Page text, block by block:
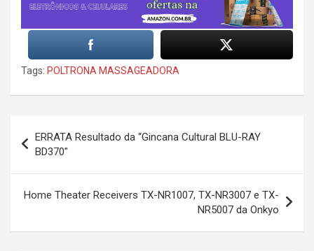
Tags: POLTRONA MASSAGEADORA
navigation
ERRATA Resultado da “Gincana Cultural BLU-RAY
BD370″
Home Theater Receivers TX-NR1007, TX-NR3007 e TX-
NR5007 da Onkyo